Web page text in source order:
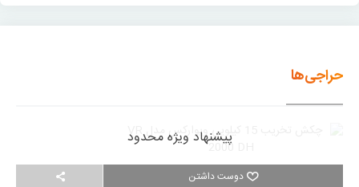
حراجی‌ها
دوست داشتن
پیشنهاد ویژه محدود